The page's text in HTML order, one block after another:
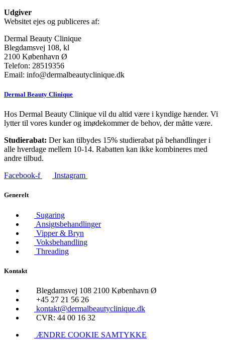
Udgiver
Websitet ejes og publiceres af:
Dermal Beauty Clinique
Blegdamsvej 108, kl
2100 København Ø
Telefon: 28519356
Email: info@dermalbeautyclinique.dk
Dermal Beauty Clinique
Hos Dermal Beauty Clinique vil du altid være i kyndige hænder. Vi
lytter til vores kunder og imødekommer de behov, der måtte være.
Studierabat: Der kan tilbydes 15% studierabat på behandlinger i
alle hverdage mellem 10-14. Rabatten kan ikke kombineres med
andre tilbud.
Facebook-f
Instagram
Generelt
Sugaring
Ansigtsbehandlinger
Vipper & Bryn
Voksbehandling
Threading
Kontakt
Blegdamsvej 108 2100 København Ø
+45 27 21 56 26
kontakt@dermalbeautyclinique.dk
CVR: 44 00 16 32
ÆNDRE COOKIE SAMTYKKE